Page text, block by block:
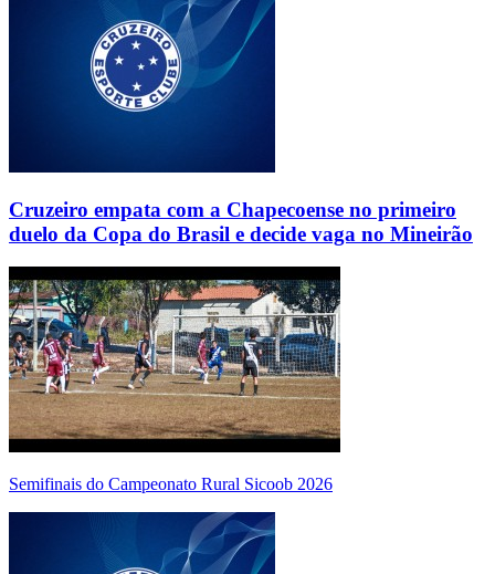
Cruzeiro empata com a Chapecoense no primeiro
duelo da Copa do Brasil e decide vaga no Mineirão
Semifinais do Campeonato Rural Sicoob 2026